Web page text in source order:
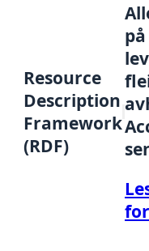
Resource
Description
Framework
(RDF)